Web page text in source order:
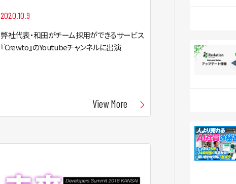
2020.10.9
弊社代表・和田がチーム採用ができるサービス
『Crewto』のYoutubeチャンネルに出演
View More